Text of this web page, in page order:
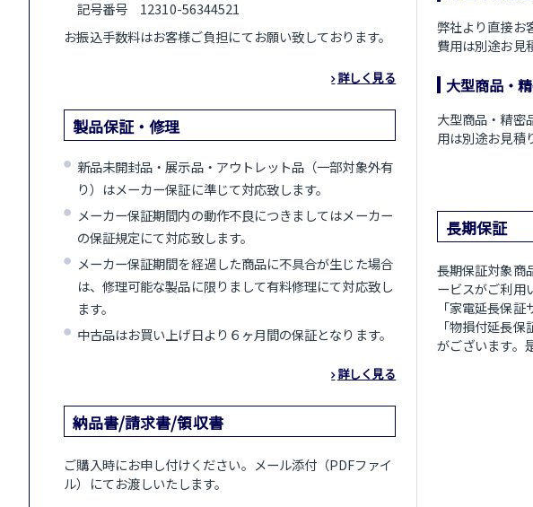
記号番号 12310-56344521
お振込手数料はお客様ご負担にてお願い致しております。
詳しく見る
製品保証・修理
新品未開封品・展示品・アウトレット品（一部対象外有
り）はメーカー保証に準じて対応致します。
メーカー保証期間内の動作不良につきましてはメーカー
の保証規定にて対応致します。
メーカー保証期間を経過した商品に不具合が生じた場合
は、修理可能な製品に限りまして有料修理にて対応致し
ます。
中古品はお買い上げ日より６ヶ月間の保証となります。
詳しく見る
納品書/請求書/領収書
ご購入時にお申し付けください。メール添付（PDFファイ
ル）にてお渡しいたします。
弊社より直接お
費用は別途お見
大型商品・
大型商品・精密
用は別途お見積
長期保証
長期保証対象商
ービスがご利用
「家電延長保
「物損付延長
がございます。